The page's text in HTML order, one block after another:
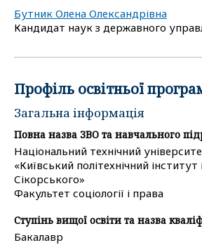
Бутник Олена Олександрівна
Кандидат наук з державного
Профіль освітньої
Загальна інформація
Повна назва ЗВО та навчального
Національний технічний
«Київський політехнічний інститут
Сікорського»
Факультет соціології і права
Ступінь вищої освіти та назва
Бакалавр